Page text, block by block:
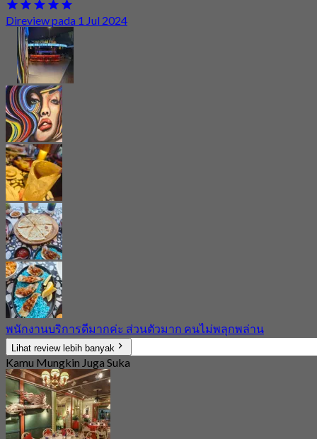
Direview pada 1 Jul 2024
พนักงานบริการดีมากค่ะ ส่วนตัวมาก คนไม่พลุกพล่าน
Lihat review lebih banyak
Kamu Mungkin Juga Suka